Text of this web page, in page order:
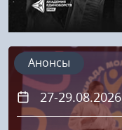
27-29.08.2026
Анонсы